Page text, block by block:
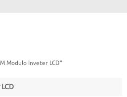
Modulo Inveter LCD”